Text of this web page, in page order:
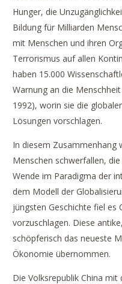
Hunger, die
Bildung für Milliarden
mit Menschen und ihren
Terrorismus auf allen
haben 15.000
Warnung an die
1992), worin sie die
Lösungen vorschlagen.
In diesem Zusammenhang
Menschen schwerfallen,
Wende im Paradigma der
dem Modell der
jüngsten Geschichte fiel es
vorzuschlagen. Diese
schöpferisch das neueste
Ökonomie übernommen.
Die Volksrepublik China